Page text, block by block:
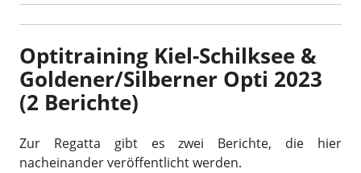
Optitraining Kiel-Schilksee &
Goldener/Silberner Opti 2023
(2 Berichte)
Zur Regatta gibt es zwei Berichte, die hier
nacheinander veröffentlicht werden.